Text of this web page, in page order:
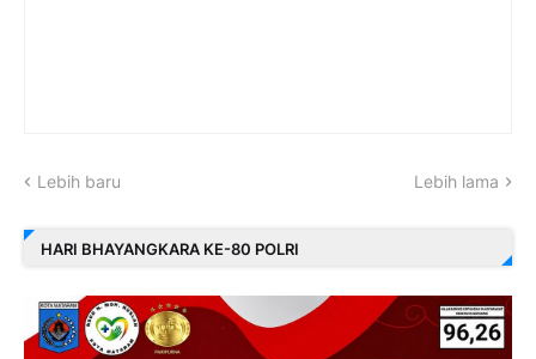
Lebih baru Lebih lama
HARI BHAYANGKARA KE-80 POLRI